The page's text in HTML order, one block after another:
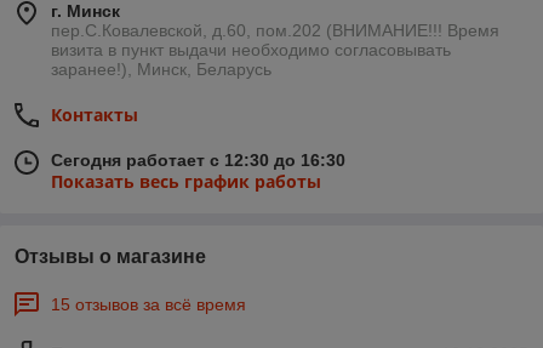
г. Минск
пер.С.Ковалевской, д.60, пом.202 (ВНИМАНИЕ!!! Время
визита в пункт выдачи необходимо согласовывать
заранее!), Минск, Беларусь
Контакты
Сегодня работает с 12:30 до 16:30
Показать весь график работы
Отзывы о магазине
15 отзывов за всё время